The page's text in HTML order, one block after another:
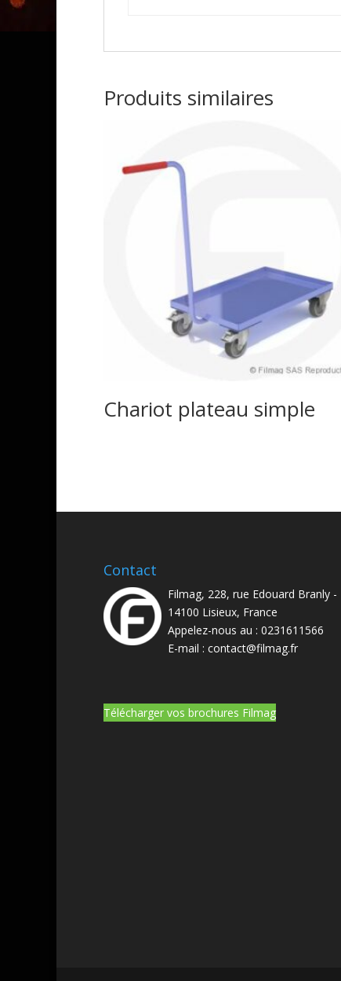
Produits similaires
Chariot plateau simple
Contact
Filmag, 228, rue Edouard Branly -
14100 Lisieux, France
Appelez-nous au : 0231611566
E-mail : contact@filmag.fr
Télécharger vos brochures Filmag